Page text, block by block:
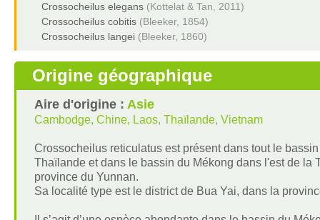
Crossocheilus elegans (Kottelat & Tan, 2011)
Crossocheilus cobitis (Bleeker, 1854)
Crossocheilus langei (Bleeker, 1860)
Origine géographique
Aire d'origine : Asie
Cambodge, Chine, Laos, Thaïlande, Vietnam
Crossocheilus reticulatus est présent dans tout le
Thaïlande et dans le bassin du Mékong dans l'est de
province du Yunnan.
Sa localité type est le district de Bua Yai, dans la